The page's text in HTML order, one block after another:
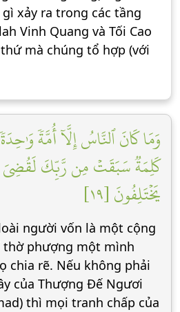
xảy ra trong các tầng
Vinh Quang và Tối Cao
mà chúng tổ hợp (với
وَمَا كَانَ ٱلنَّاسُ إِلَّآ أُمَّةٗ
كَلِمَةٞ سَبَقَتۡ مِن رَّبِّكَ لَقُضِيَ
يَخۡتَلِفُونَ [١٩]
người vốn là một cộng
thờ phượng một mình
chia rẽ. Nếu không phải
của Thượng Đế Ngươi
thì mọi tranh chấp của